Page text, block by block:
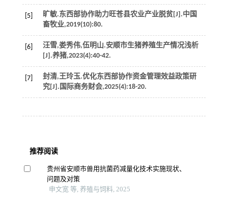
[5] 旷敏.东西部协作助力旺苍县农业产业脱贫[J].中国
畜牧业,2019(10):80.
[6]
汪雪,娄秀伟,伍明山.安顺市生猪养殖生产情况浅析
[J].养猪,2023(4):40-42.
[7]
封清,王玲玉.优化东西部协作资金管理效益政策研
究[J]. 国际商务财会,2025(4):18-20.